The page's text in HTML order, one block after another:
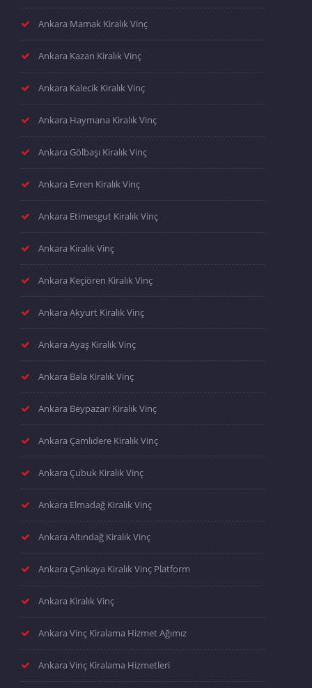
Ankara Mamak Kiralık Vinç
Ankara Kazan Kiralık Vinç
Ankara Kalecik Kiralık Vinç
Ankara Haymana Kiralık Vinç
Ankara Gölbaşı Kiralık Vinç
Ankara Evren Kiralık Vinç
Ankara Etimesgut Kiralık Vinç
Ankara Kiralık Vinç
Ankara Keçiören Kiralık Vinç
Ankara Akyurt Kiralık Vinç
Ankara Ayaş Kiralık Vinç
Ankara Bala Kiralık Vinç
Ankara Beypazarı Kiralık Vinç
Ankara Çamlıdere Kiralık Vinç
Ankara Çubuk Kiralık Vinç
Ankara Elmadağ Kiralık Vinç
Ankara Altındağ Kiralık Vinç
Ankara Çankaya Kiralık Vinç Platform
Ankara Kiralık Vinç
Ankara Vinç Kiralama Hizmet Ağımız
Ankara Vinç Kiralama Hizmetleri